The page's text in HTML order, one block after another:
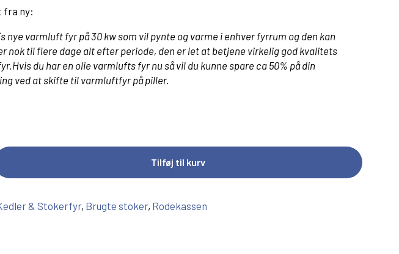
Pakninger & Lim
fra ny:
nye varmluft fyr på 30 kw som vil pynte og varme i enhver fyrrum og den kan
nok til flere dage alt efter periode, den er let at betjene virkelig god kvalitets
du har en olie varmlufts fyr nu så vil du kunne spare ca 50% på din
ved at skifte til varmluftfyr på piller.
Tilføj til kurv
& Stokerfyr, Brugte stoker, Rodekassen